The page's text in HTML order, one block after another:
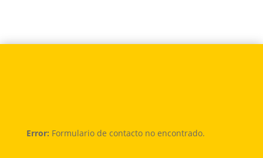
Error: Formulario de contacto no encontrado.